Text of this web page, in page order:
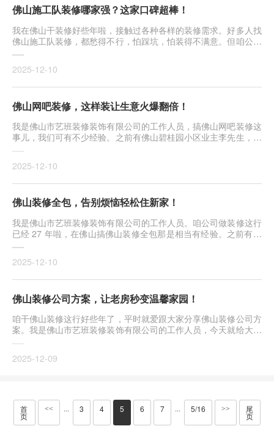
佛山施工队装修哪家强？这家口碑超棒！
我在佛山干装修好些年啦，接触过各种各样的装修需求。好多人找
佛山施工队装修，都愁得不行，怕踩坑，怕装得不满意。但咱公司
——···
2025-12-10
佛山网吧装修，这样装让生意火爆翻倍！
我是佛山市艺班装修装饰有限公司的工作人员，搞佛山网吧装修这
事儿，我们可有不少经验。之前有佛山碧桂园小区业主李先生，开
了家···
2025-12-10
佛山装修全包，告别烦恼轻松住新家！
我是佛山市艺班装修装饰有限公司的工作人员。咱公司做装修这行
已经 27 年啦，在佛山搞佛山装修全包那是相当有经验。之前有位
佛山···
2025-12-10
佛山装修公司方案，让老房秒变温馨家园！
咱干佛山装修这行好些年了，平时就爱跟大家分享佛山装修公司方
案。我是佛山市艺班装修装饰有限公司的工作人员，今天就给大家
好好···
2025-12-09
首
页
<< ··· 3 4 5 6 7 ··· 5/16 >> 尾
页